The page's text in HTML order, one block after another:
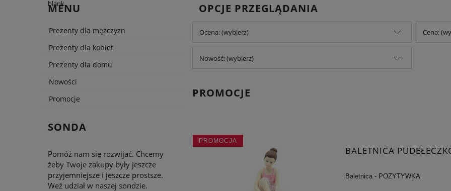
MENU
Prezenty dla mężczyzn
Prezenty dla kobiet
Prezenty dla domu
Nowości
Promocje
SONDA
Pomóż nam się rozwijać. Chcemy
żeby Twoje zakupy były jeszcze
przyjemniejsze i jeszcze prostsze.
Weź udział w naszej sondzie.
OPCJE PRZEGLĄDANIA
Ocena: (wybierz) Cena:
Nowość: (wybierz)
PROMOCJE
BALETNICA
Baletnica - POZYTYWKA
PROMOCJA